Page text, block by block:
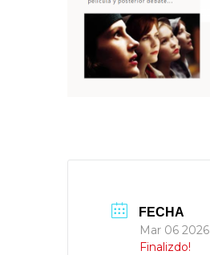
FECHA
Mar 06 2026
Finalizdo!